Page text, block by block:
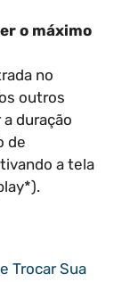
o máximo
no
outros
duração
de
a tela
Trocar Sua